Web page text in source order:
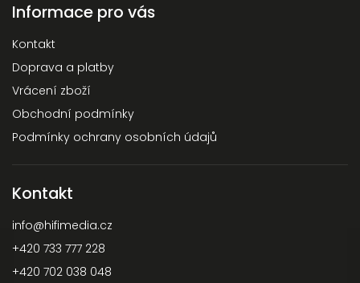
Informace pro vás
Kontakt
Doprava a platby
Vrácení zboží
Obchodní podmínky
Podmínky ochrany osobních údajů
Kontakt
info@hifimedia.cz
+420 733 777 228
+420 702 038 048